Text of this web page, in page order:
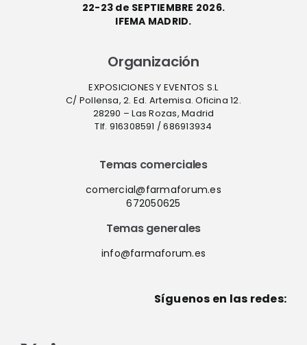
22-23 de SEPTIEMBRE 2026.
IFEMA MADRID.
Organización
EXPOSICIONES Y EVENTOS S.L
C/ Pollensa, 2. Ed. Artemisa. Oficina 12.
28290 – Las Rozas, Madrid
Tlf. 916308591 / 686913934
Temas comerciales
comercial@farmaforum.es
672050625
Temas generales
info@farmaforum.es
Síguenos en las redes: